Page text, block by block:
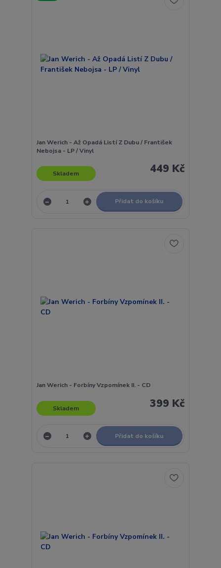
Jan Werich - Až Opadá Listí Z Dubu / František
Nebojsa - LP / Vinyl
449 Kč
Skladem
Přidat do košíku
Jan Werich - Forbíny Vzpomínek II. - CD
399 Kč
Skladem
Přidat do košíku